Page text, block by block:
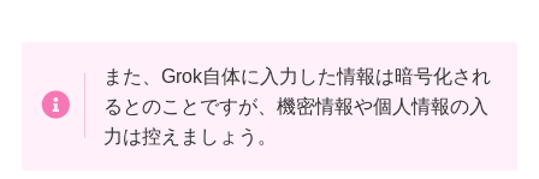
また、Grok自体に入力した情報は暗号化され
るとのことですが、機密情報や個人情報の入
力は控えましょう。